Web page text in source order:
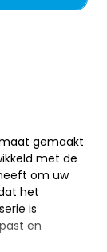
gemaakt
met de
om uw
het
is
en